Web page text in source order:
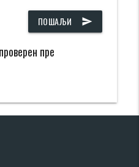
ПОШАЉИ send
пре